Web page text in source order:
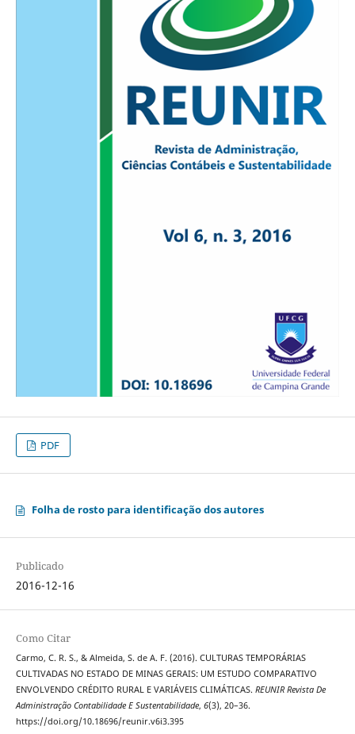
PDF
Folha de rosto para identificação dos autores
Publicado
2016-12-16
Como Citar
Carmo, C. R. S., & Almeida, S. de A. F. (2016). CULTURAS TEMPORÁRIAS
CULTIVADAS NO ESTADO DE MINAS GERAIS: UM ESTUDO COMPARATIVO
ENVOLVENDO CRÉDITO RURAL E VARIÁVEIS CLIMÁTICAS. REUNIR Revista De
Administração Contabilidade E Sustentabilidade, 6(3), 20–36.
https://doi.org/10.18696/reunir.v6i3.395